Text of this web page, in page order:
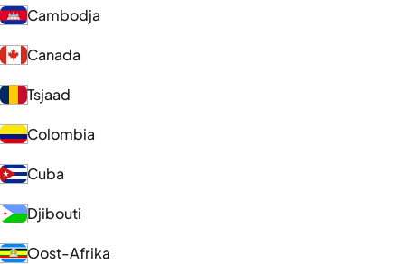
Cambodja
Canada
Tsjaad
Colombia
Cuba
Djibouti
Oost-Afrika